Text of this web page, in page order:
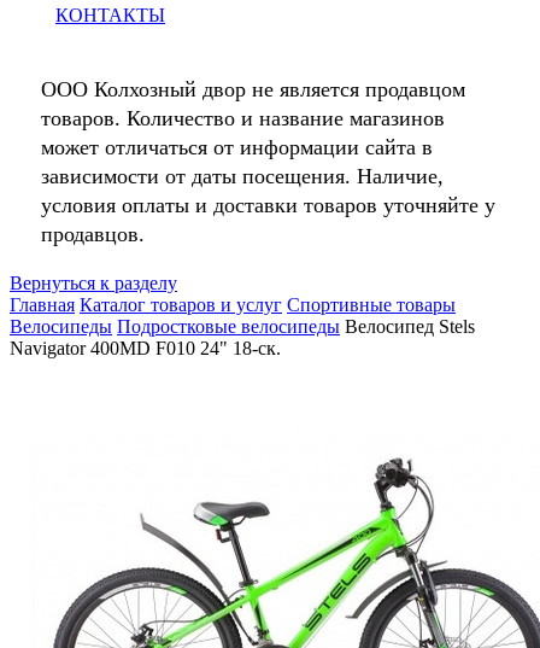
КОНТАКТЫ
ООО Колхозный двор не является продавцом
товаров. Количество и название магазинов
может отличаться от информации сайта в
зависимости от даты посещения. Наличие,
условия оплаты и доставки товаров уточняйте у
продавцов.
Вернуться к разделу
Главная Каталог товаров и услуг Спортивные товары
Велосипеды Подростковые велосипеды Велосипед Stels
Navigator 400MD F010 24" 18-ск.